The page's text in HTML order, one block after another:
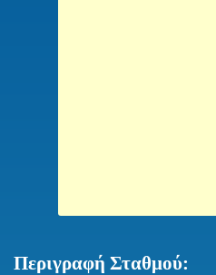
Περιγραφή Σταθμού: